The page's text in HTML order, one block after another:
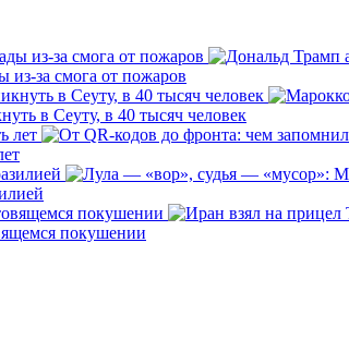
за смога от пожаров
в Сеуту, в 40 тысяч человек
покушении